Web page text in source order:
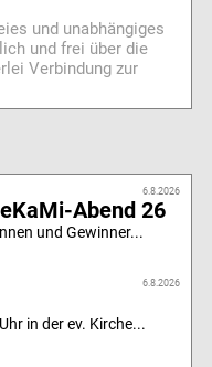
und unabhängiges
und frei über die
Verbindung zur
6.8.2026
Abend 26
und Gewinner...
6.8.2026
in der ev. Kirche...